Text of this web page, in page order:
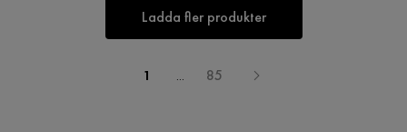
Ladda fler produkter
1 ... 85